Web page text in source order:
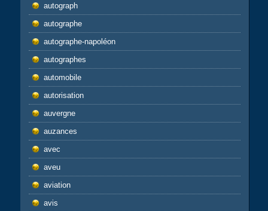
autograph
autographe
autographe-napoléon
autographes
automobile
autorisation
auvergne
auzances
avec
aveu
aviation
avis